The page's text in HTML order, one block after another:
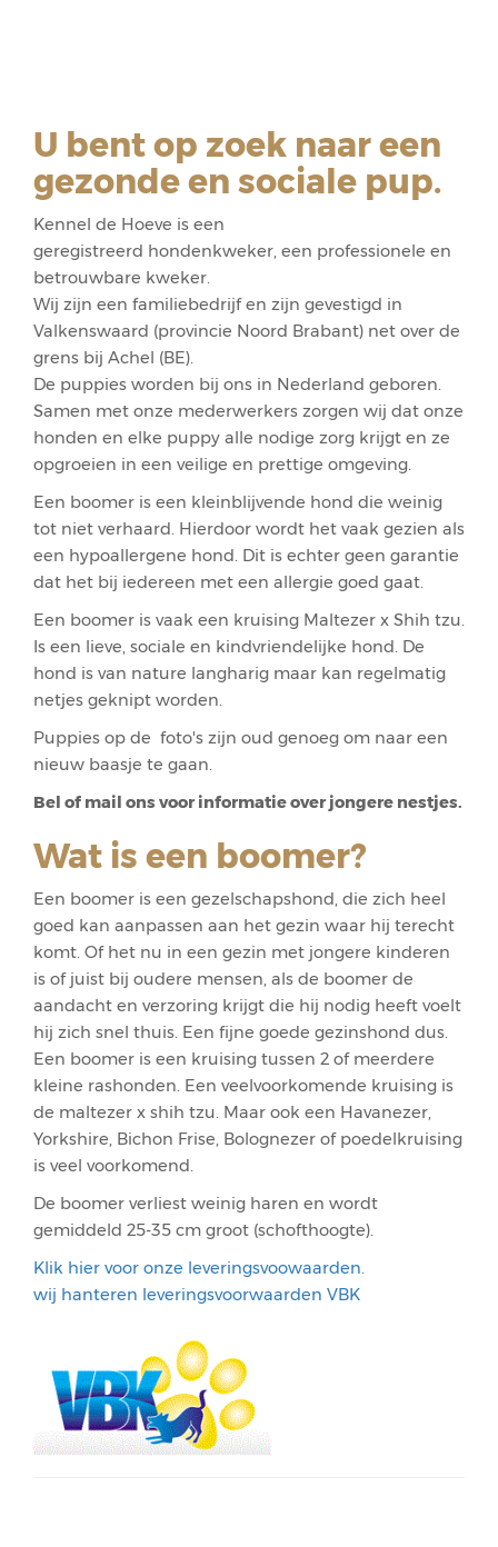
U bent op zoek naar een
gezonde en sociale pup.
Kennel de Hoeve is een
geregistreerd hondenkweker, een professionele en
betrouwbare kweker.
Wij zijn een familiebedrijf en zijn gevestigd in
Valkenswaard (provincie Noord Brabant) net over de
grens bij Achel (BE).
De puppies worden bij ons in Nederland geboren.
Samen met onze mederwerkers zorgen wij dat onze
honden en elke puppy alle nodige zorg krijgt en ze
opgroeien in een veilige en prettige omgeving.
Een boomer is een kleinblijvende hond die weinig
tot niet verhaard. Hierdoor wordt het vaak gezien als
een hypoallergene hond. Dit is echter geen garantie
dat het bij iedereen met een allergie goed gaat.
Een boomer is vaak een kruising Maltezer x Shih tzu.
Is een lieve, sociale en kindvriendelijke hond. De
hond is van nature langharig maar kan regelmatig
netjes geknipt worden.
Puppies op de foto's zijn oud genoeg om naar een
nieuw baasje te gaan.
Bel of mail ons voor informatie over jongere nestjes.
Wat is een boomer?
Een boomer is een gezelschapshond, die zich heel
goed kan aanpassen aan het gezin waar hij terecht
komt. Of het nu in een gezin met jongere kinderen
is of juist bij oudere mensen, als de boomer de
aandacht en verzoring krijgt die hij nodig heeft voelt
hij zich snel thuis. Een fijne goede gezinshond dus.
Een boomer is een kruising tussen 2 of meerdere
kleine rashonden. Een veelvoorkomende kruising is
de maltezer x shih tzu. Maar ook een Havanezer,
Yorkshire, Bichon Frise, Bolognezer of poedelkruising
is veel voorkomend.
De boomer verliest weinig haren en wordt
gemiddeld 25-35 cm groot (schofthoogte).
Klik hier voor onze leveringsvoowaarden.
wij hanteren leveringsvoorwaarden VBK